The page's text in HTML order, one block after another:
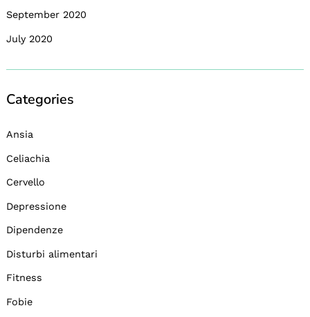
September 2020
July 2020
Categories
Ansia
Celiachia
Cervello
Depressione
Dipendenze
Disturbi alimentari
Fitness
Fobie